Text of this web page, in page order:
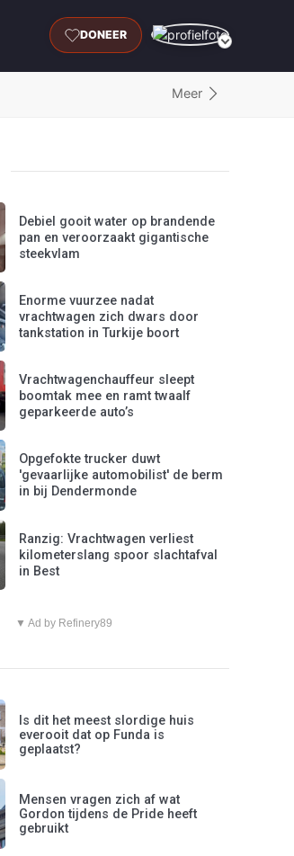
DONEER
Meer
Debiel gooit water op brandende
pan en veroorzaakt gigantische
steekvlam
Enorme vuurzee nadat
vrachtwagen zich dwars door
tankstation in Turkije boort
Vrachtwagenchauffeur sleept
boomtak mee en ramt twaalf
geparkeerde auto’s
Opgefokte trucker duwt
'gevaarlijke automobilist' de berm
in bij Dendermonde
Ranzig: Vrachtwagen verliest
kilometerslang spoor slachtafval
in Best
▼ Ad by Refinery89
Is dit het meest slordige huis
everooit dat op Funda is
geplaatst?
Mensen vragen zich af wat
Gordon tijdens de Pride heeft
gebruikt